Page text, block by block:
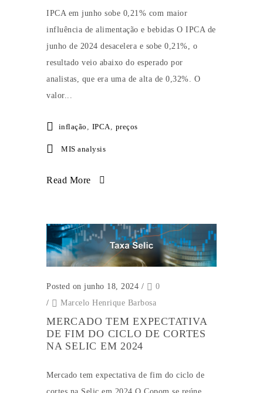
IPCA em junho sobe 0,21% com maior
influência de alimentação e bebidas O IPCA de
junho de 2024 desacelera e sobe 0,21%, o
resultado veio abaixo do esperado por
analistas, que era uma de alta de 0,32%. O
valor...
inflação IPCA preços
MIS analysis
Read More
Posted on junho 18, 2024 /
0
/
Marcelo Henrique Barbosa
MERCADO TEM EXPECTATIVA
DE FIM DO CICLO DE CORTES
NA SELIC EM 2024
Mercado tem expectativa de fim do ciclo de